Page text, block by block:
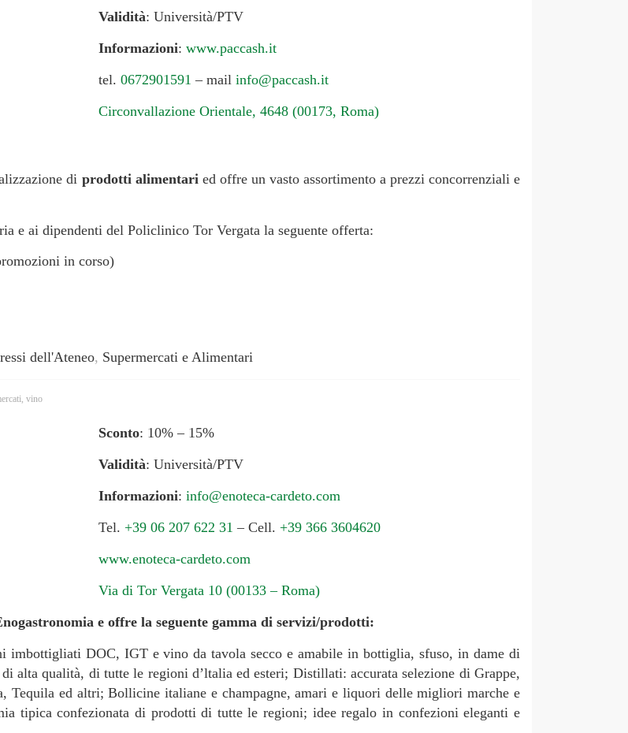
Validità: Università/PTV
Informazioni: www.paccash.it
tel. 0672901591 – mail info@paccash.it
Circonvallazione Orientale, 4648 (00173, Roma)
di prodotti alimentaried offre un vasto assortimento a prezzi concorrenziali e
e ai dipendenti del Policlinico Tor Vergata la seguente offerta:
in corso)
dell'Ateneo, Supermercati e Alimentari
, vino
Sconto: 10% – 15%
Validità: Università/PTV
Informazioni: info@enoteca-cardeto.com
Tel. +39 06 207 622 31 – Cell. +39 366 3604620
www.enoteca-cardeto.com
Via di Tor Vergata 10 (00133 – Roma)
e offre la seguente gamma di servizi/prodotti:
imbottigliati DOC, IGT e vino da tavola secco e amabile in bottiglia, sfuso, in dame di
alta qualità, di tutte le regioni d’ltalia ed esteri; Distillati: accurata selezione di Grappe,
Tequila ed altri; Bollicine italiane e champagne, amari e liquori delle migliori marche e
tipica confezionata di prodotti di tutte le regioni; idee regalo in confezioni eleganti e